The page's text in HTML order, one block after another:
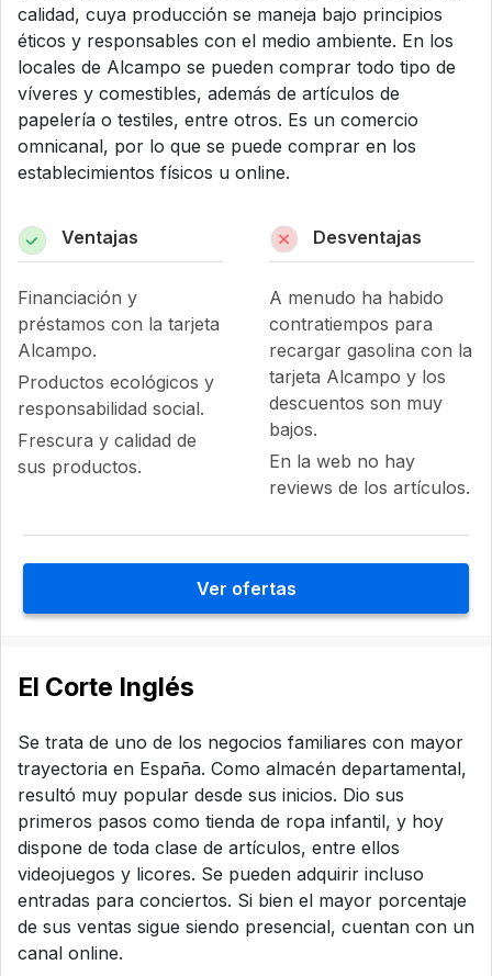
calidad, cuya producción se maneja bajo principios
éticos y responsables con el medio ambiente. En los
locales de Alcampo se pueden comprar todo tipo de
víveres y comestibles, además de artículos de
papelería o testiles, entre otros. Es un comercio
omnicanal, por lo que se puede comprar en los
establecimientos físicos u online.
Ventajas
Financiación y
préstamos con la tarjeta
Alcampo.
Productos ecológicos y
responsabilidad social.
Frescura y calidad de
sus productos.
Desventajas
A menudo ha habido
contratiempos para
recargar gasolina con la
tarjeta Alcampo y los
descuentos son muy
bajos.
En la web no hay
reviews de los artículos.
Ver ofertas
El Corte Inglés
Se trata de uno de los negocios familiares con mayor
trayectoria en España. Como almacén departamental,
resultó muy popular desde sus inicios. Dio sus
primeros pasos como tienda de ropa infantil, y hoy
dispone de toda clase de artículos, entre ellos
videojuegos y licores. Se pueden adquirir incluso
entradas para conciertos. Si bien el mayor porcentaje
de sus ventas sigue siendo presencial, cuentan con un
canal online.